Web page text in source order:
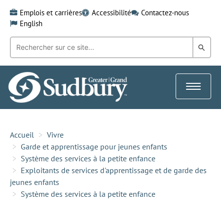
content
Emplois et carrières Accessibilité
Contactez-nous
English
Recherche
mot-
clé:
dans
Toggle
Accueil
Vivre
Garde et apprentissage pour jeunes enfants
Système des services à la petite enfance
Exploitants de services d'apprentissage et de garde des
jeunes enfants
Système des services à la petite enfance